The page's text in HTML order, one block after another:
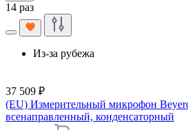
14 раз
Из-за рубежа
37 509 ₽
(EU) Измерительный микрофон
всенаправленный, конденсаторный